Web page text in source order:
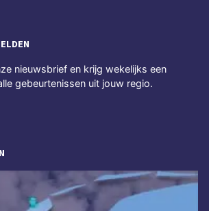
nieuwsbrief en krijg wekelijks een
gebeurtenissen uit jouw regio.